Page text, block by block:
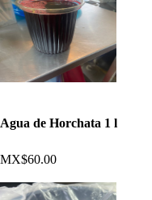
Agua de Horchata 1 l
MX$60.00